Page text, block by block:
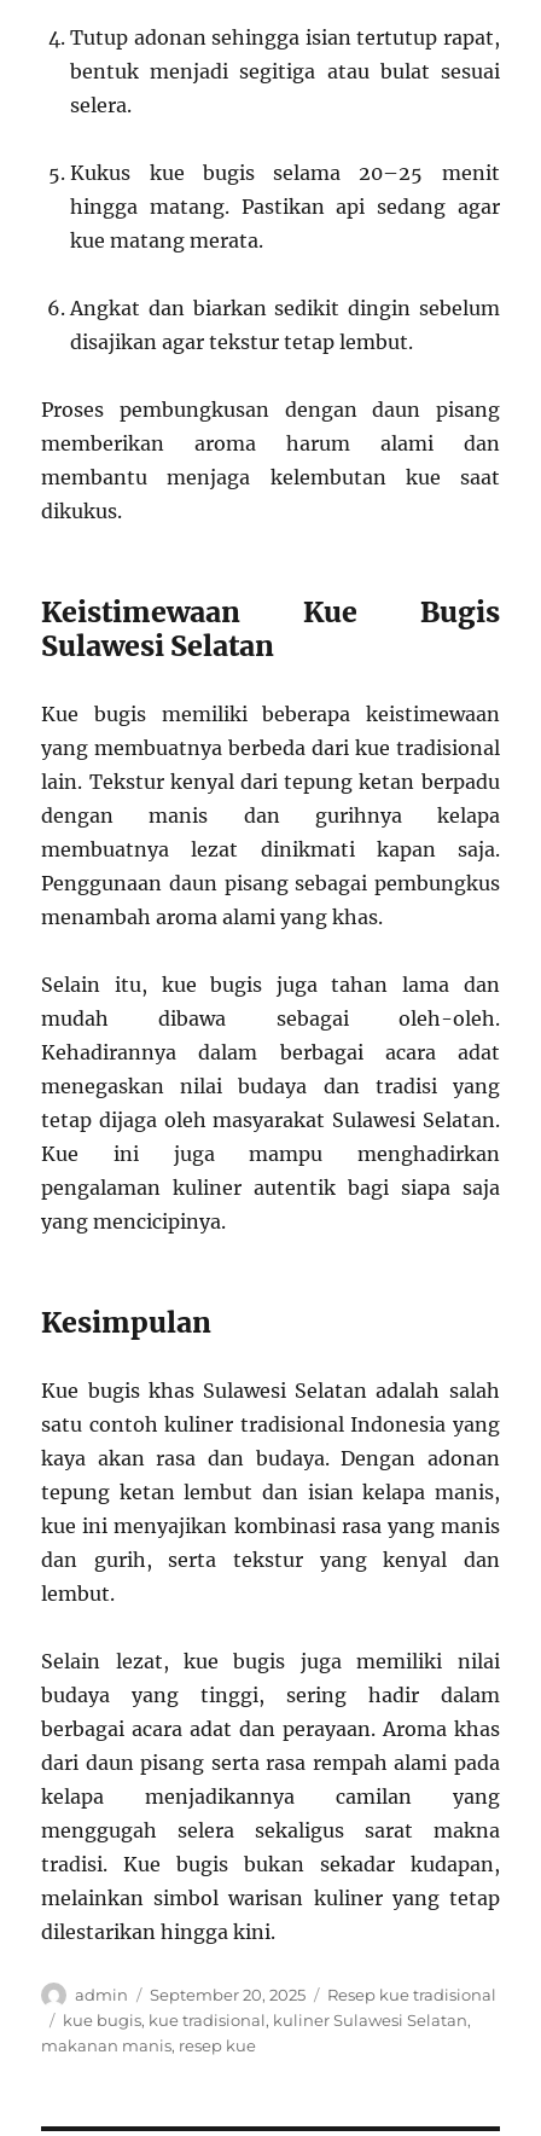
Tutup adonan sehingga isian tertutup rapat,
bentuk menjadi segitiga atau bulat sesuai
selera.
Kukus kue bugis selama 20–25 menit
hingga matang. Pastikan api sedang agar
kue matang merata.
Angkat dan biarkan sedikit dingin sebelum
disajikan agar tekstur tetap lembut.
Proses pembungkusan dengan daun pisang
memberikan aroma harum alami dan
membantu menjaga kelembutan kue saat
dikukus.
Keistimewaan Kue Bugis
Sulawesi Selatan
Kue bugis memiliki beberapa keistimewaan
yang membuatnya berbeda dari kue tradisional
lain. Tekstur kenyal dari tepung ketan berpadu
dengan manis dan gurihnya kelapa
membuatnya lezat dinikmati kapan saja.
Penggunaan daun pisang sebagai pembungkus
menambah aroma alami yang khas.
Selain itu, kue bugis juga tahan lama dan
mudah dibawa sebagai oleh-oleh.
Kehadirannya dalam berbagai acara adat
menegaskan nilai budaya dan tradisi yang
tetap dijaga oleh masyarakat Sulawesi Selatan.
Kue ini juga mampu menghadirkan
pengalaman kuliner autentik bagi siapa saja
yang mencicipinya.
Kesimpulan
Kue bugis khas Sulawesi Selatan adalah salah
satu contoh kuliner tradisional Indonesia yang
kaya akan rasa dan budaya. Dengan adonan
tepung ketan lembut dan isian kelapa manis,
kue ini menyajikan kombinasi rasa yang manis
dan gurih, serta tekstur yang kenyal dan
lembut.
Selain lezat, kue bugis juga memiliki nilai
budaya yang tinggi, sering hadir dalam
berbagai acara adat dan perayaan. Aroma khas
dari daun pisang serta rasa rempah alami pada
kelapa menjadikannya camilan yang
menggugah selera sekaligus sarat makna
tradisi. Kue bugis bukan sekadar kudapan,
melainkan simbol warisan kuliner yang tetap
dilestarikan hingga kini.
Author
admin
Posted
on
September 20, 2025 Categories
Resep kue tradisional
Tags
kue bugis, kue tradisional, kuliner Sulawesi Selatan,
makanan manis, resep kue